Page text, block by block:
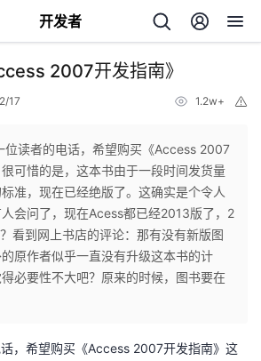
开发者
2007开发指南》
17 1.2w+
位读者的电话，希望购买《Access 2007
可惜的是，这本书由于一段时间发货量
准，现在已经绝版了。这确实是个令人
会问了，现在Acess都已经2013版了，2
看到网上书店的评论：那有没有新版图
原作者似乎一直没有升级这本书的计
必要性不大吧？原来的时候，图书要在
，希望购买《Access 2007开发指南》这